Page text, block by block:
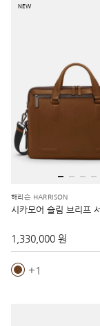
NEW
해리슨 HARRISON
시카모어 슬림 브리프
1,330,000 원
1